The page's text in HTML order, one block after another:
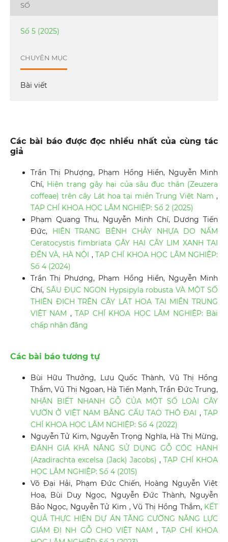
SỐ
Số 5 (2025)
CHUYÊN MỤC
Bài viết
Các bài báo được đọc nhiều nhất của cùng tác
giả
Trần Thị Phượng, Phạm Hồng Hiển, Nguyễn Minh
Chí, Hiện trạng gây hại của sâu đục thân (Zeuzera
coffeae) trên cây Lát hoa tại miền Trung Việt Nam,
TẠP CHÍ KHOA HỌC LÂM NGHIỆP: Số 2 (2025)
Phạm Quang Thu, Nguyễn Minh Chí, Dương Tiến
Đức, HIỆN TRẠNG BỆNH CHẢY NHỰA DO NẤM
Ceratocystis fimbriata GÂY HẠI CÂY LIM XANH TẠI
ĐỀN VÀ, HÀ NỘI , TẠP CHÍ KHOA HỌC LÂM NGHIỆP:
Số 4 (2024)
Trần Thị Phượng, Phạm Hồng Hiển, Nguyễn Minh
Chí, SÂU ĐỤC NGỌN Hypsipyla robusta VÀ MỘT SỐ
THIÊN ĐỊCH TRÊN CÂY LÁT HOA TẠI MIỀN TRUNG
VIỆT NAM ,TẠP CHÍ KHOA HỌC LÂM NGHIỆP: Bài
chấp nhận đăng
Các bài báo tương tự
Bùi Hữu Thưởng, Lưu Quốc Thành, Vũ Thị Hồng
Thắm, Vũ Thị Ngoan, Hà Tiến Mạnh, Trần Đức Trung,
NHẬN BIẾT NHANH GỖ CỦA MỘT SỐ LOÀI CÂY
VƯỜN Ở VIỆT NAM BẰNG CẤU TẠO THÔ ĐẠI ,TẠP
CHÍ KHOA HỌC LÂM NGHIỆP: Số 4 (2022)
Nguyễn Tử Kim, Nguyễn Trọng Nghĩa, Hà Thị Mừng,
ĐÁNH GIÁ KHÂ NĂNG SỬ DỤNG GỖ CÓC HÀNH
(Azadirachta excelsa (Jack) Jacobs),TẠP CHÍ KHOA
HỌC LÂM NGHIỆP: Số 4 (2015)
Võ Đại Hải, Phạm Đức Chiến, Hoàng Nguyễn Việt
Hoa, Bùi Duy Ngọc, Nguyễn Đức Thành, Nguyễn
Bảo Ngọc, Nguyễn Tử Kim , Vũ Thị Hồng Thắm, KẾT
QUẢ THỰC HIỆN DỰ ÁN TĂNG CƯỜNG NĂNG LỰC
GIÁM ĐỊ NH GỖ CHO VIỆT NAM, TẠP CHÍ KHOA